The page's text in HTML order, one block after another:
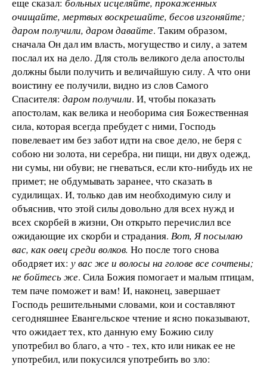
очищайте, мертвых воскрешайте, бесов изгоняйте;
даром получили, даром давайте. Таким образом,
сначала Он дал им власть, могущество и силу, а затем
послал их на дело. Для столь великого дела апостолы
должны были получить и величайшую силу. А что они
воистину ее получили, видно из слов Самого
Спасителя: даром получили. И, чтобы показать
апостолам, как велика и необорима сия Божественная
сила, которая всегда пребудет с ними, Господь
повелевает им без забот идти на свое дело, не беря с
собою ни золота, ни серебра, ни пищи, ни двух одежд,
ни сумы, ни обуви; не гневаться, если кто-нибудь их не
примет; не обдумывать заранее, что сказать в
судилищах. И, только дав им необходимую силу и
объяснив, что этой силы довольно для всех нужд и
всех скорбей в жизни, Он открыто перечислил все
ожидающие их скорби и страдания. Вот, Я посылаю
вас, как овец среди волков. Но после того снова
ободряет их: у вас же и волосы на голове все сочтены;
не бойтесь же. Сила Божия помогает и малым птицам,
тем паче поможет и вам! И, наконец, завершает
Господь решительными словами, кои и составляют
сегодняшнее Евангельское чтение и ясно показывают,
что ожидает тех, кто данную ему Божию силу
употребил во благо, а что - тех, кто или никак ее не
употребил, или покусился употребить во зло: